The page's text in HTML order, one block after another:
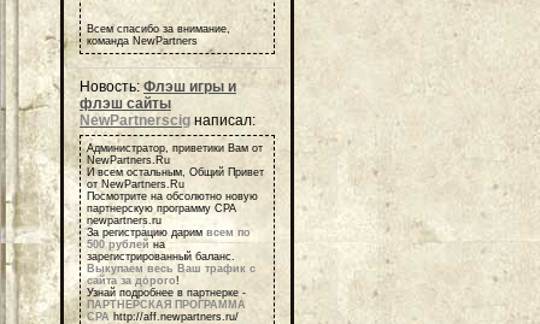
Всем спасибо за внимание,
команда NewPartners
Новость: Флэш игры и
флэш сайты
NewPartnerscig написал:
Администратор, приветики Вам от
NewPartners.Ru
И всем остальным, Общий Привет
от NewPartners.Ru
Посмотрите на обсолютно новую
партнерскую программу СРА
newpartners.ru
За регистрацию дарим всем по
500 рублейна
зарегистрированный баланс.
Выкупаем весь Ваш трафик с
сайта за дорого!
Узнай подробнее в партнерке -
ПАРТНЕРСКАЯ ПРОГРАММА
СРА http://aff.newpartners.ru/